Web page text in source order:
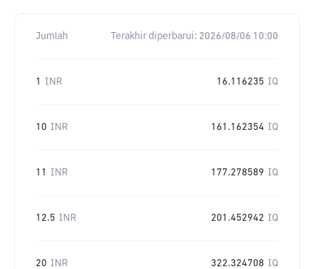
Jumlah Terakhir diperbarui: 2026/08/06 10:00
1 INR 16.116235 IQ
10 INR 161.162354 IQ
11 INR 177.278589 IQ
12.5 INR 201.452942 IQ
20 INR 322.324708 IQ